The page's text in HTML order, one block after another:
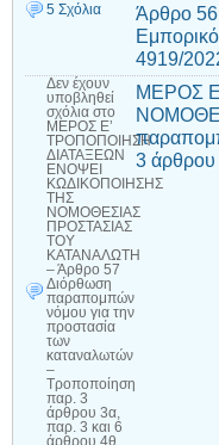
5 Σχόλια
Άρθρο 56
4919/
Δεν έχουν
υποβληθεί
σχόλια στο
ΜΕΡΟΣ Ε’
ΤΡΟΠΟΠΟΙΗΣΗ
ΔΙΑΤΑΞΕΩΝ
ΕΝΟΨΕΙ
ΚΩΔΙΚΟΠΟΙΗΣΗΣ
ΤΗΣ
ΝΟΜΟΘΕΣΙΑΣ
ΠΡΟΣΤΑΣΙΑΣ
ΤΟΥ
ΚΑΤΑΝΑΛΩΤΗ
– Άρθρο 57
Διόρθωση
παραπομπών
νόμου για την
προστασία
των
καταναλωτών
–
Τροποποίηση
παρ. 3
άρθρου 3α,
παρ. 3 και 6
άρθρου 4θ,
ΜΕΡΟΣ
3 άρθρου